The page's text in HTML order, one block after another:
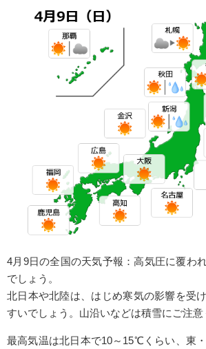
4月9日の全国の天気予報：高気圧に覆わ
でしょう。
北日本や北陸は、はじめ寒気の影響を受
すいでしょう。山沿いなどは積雪にご注意
最高気温は北日本で10～15℃くらい、東